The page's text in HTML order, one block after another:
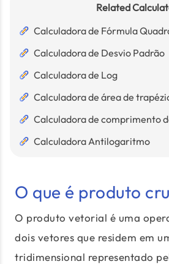
Related
Calculadora de Fórmula
Calculadora de Desvio Padrão
Calculadora de Log
Calculadora de área de
Calculadora de comprimento
Calculadora Antilogaritmo
O que é produto
O produto vetorial é uma
dois vetores que residem em
tridimensional representado